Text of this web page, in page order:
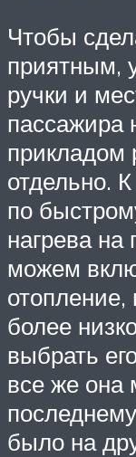
Чтобы
приятным,
ручки и
пассажира
прикладом
отдельно.
по
нагрева
можем
отопление,
более
выбрать
все же она
было на